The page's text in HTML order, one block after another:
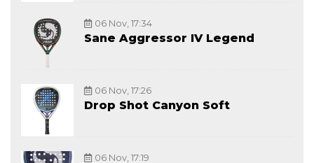
06 Nov, 17:34
Sane Aggressor IV Legend
06 Nov, 17:26
Drop Shot Canyon Soft
06 Nov, 17:19